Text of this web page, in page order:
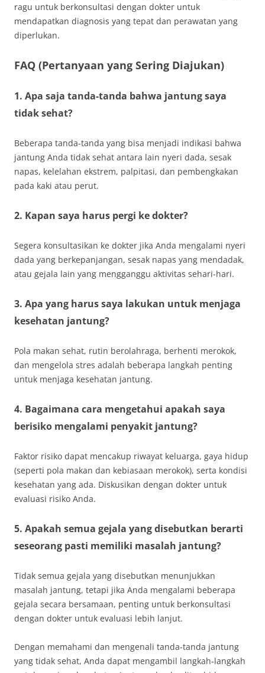
ragu untuk berkonsultasi dengan dokter untuk
mendapatkan diagnosis yang tepat dan perawatan yang
diperlukan.
FAQ (Pertanyaan yang Sering Diajukan)
1. Apa saja tanda-tanda bahwa jantung saya
tidak sehat?
Beberapa tanda-tanda yang bisa menjadi indikasi bahwa
jantung Anda tidak sehat antara lain nyeri dada, sesak
napas, kelelahan ekstrem, palpitasi, dan pembengkakan
pada kaki atau perut.
2. Kapan saya harus pergi ke dokter?
Segera konsultasikan ke dokter jika Anda mengalami nyeri
dada yang berkepanjangan, sesak napas yang mendadak,
atau gejala lain yang mengganggu aktivitas sehari-hari.
3. Apa yang harus saya lakukan untuk menjaga
kesehatan jantung?
Pola makan sehat, rutin berolahraga, berhenti merokok,
dan mengelola stres adalah beberapa langkah penting
untuk menjaga kesehatan jantung.
4. Bagaimana cara mengetahui apakah saya
berisiko mengalami penyakit jantung?
Faktor risiko dapat mencakup riwayat keluarga, gaya hidup
(seperti pola makan dan kebiasaan merokok), serta kondisi
kesehatan yang ada. Diskusikan dengan dokter untuk
evaluasi risiko Anda.
5. Apakah semua gejala yang disebutkan berarti
seseorang pasti memiliki masalah jantung?
Tidak semua gejala yang disebutkan menunjukkan
masalah jantung, tetapi jika Anda mengalami beberapa
gejala secara bersamaan, penting untuk berkonsultasi
dengan dokter untuk evaluasi lebih lanjut.
Dengan memahami dan mengenali tanda-tanda jantung
yang tidak sehat, Anda dapat mengambil langkah-langkah